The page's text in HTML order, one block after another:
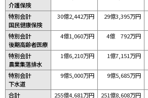
介護保険
特別会計
国民健康保険
30億2,442万円 29億3,395万円
特別会計
後期高齢者医療
4億1,060万円 4億 792万円
特別会計
農業集落排水
1億6,210万円 1億7,151万円
特別会計
下水道
9億5,000万円 9億5,685万円
合計 255億4,681万円 251億8,608万円